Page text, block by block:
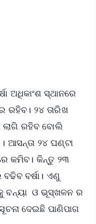
ଅଧିକାଂଶ ସ୍ଥାନରେ
ରହିବ। ୨୪ ତାରିଖ
ଲାଗି ରହିବ ବୋଲି
ଆସନ୍ତା ୨୪ ଘଣ୍ଟା
କମିବ। କିନ୍ତୁ ୨୩
ବର୍ଷା। ଏଣୁ
ବନ୍ୟା ଓ ଭୂସ୍ଖଳନ ର
ଦେଇଛି ପାଣିପାଗ